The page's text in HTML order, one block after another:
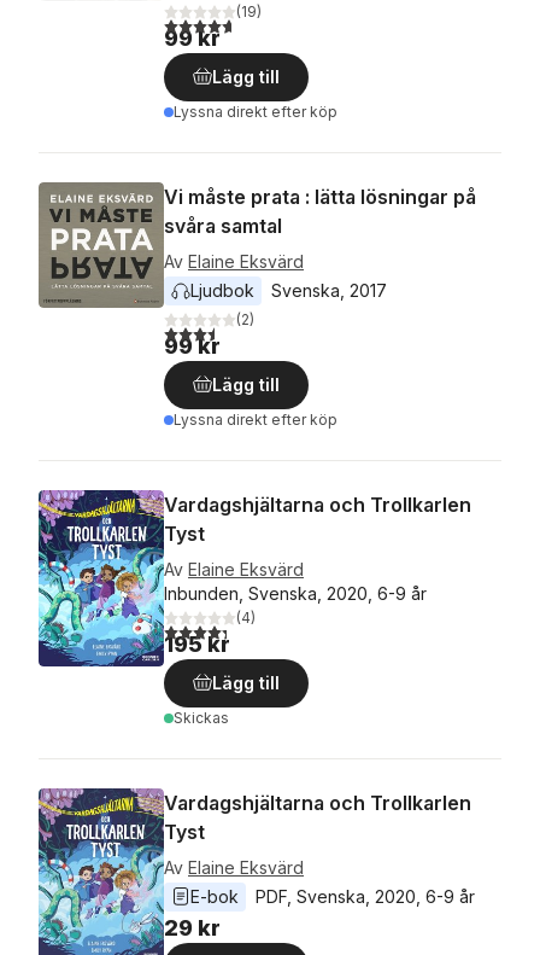
4,7utav 5 stjärnor. Totalt antal röster:
(19)
99 kr
Lägg till
Lyssna direkt efter köp
Vi måste prata : lätta lösningar på
svåra samtal
Av Elaine Eksvärd
Ljudbok
Svenska 2017
3,5utav 5 stjärnor. Totalt antal röster:
(2)
99 kr
Lägg till
Lyssna direkt efter köp
Vardagshjältarna och Trollkarlen
Tyst
Av Elaine Eksvärd
Inbunden, Svenska, 2020, 6-9 år
4,3utav 5 stjärnor. Totalt antal röster:
(4)
195 kr
Lägg till
Skickas
Vardagshjältarna och Trollkarlen
Tyst
Av Elaine Eksvärd
E-bok
PDF Svenska 2020 6-9 år
29 kr